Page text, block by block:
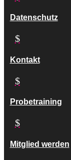
Datenschutz
$
Kontakt
$
Probetraining
$
Mitglied werden